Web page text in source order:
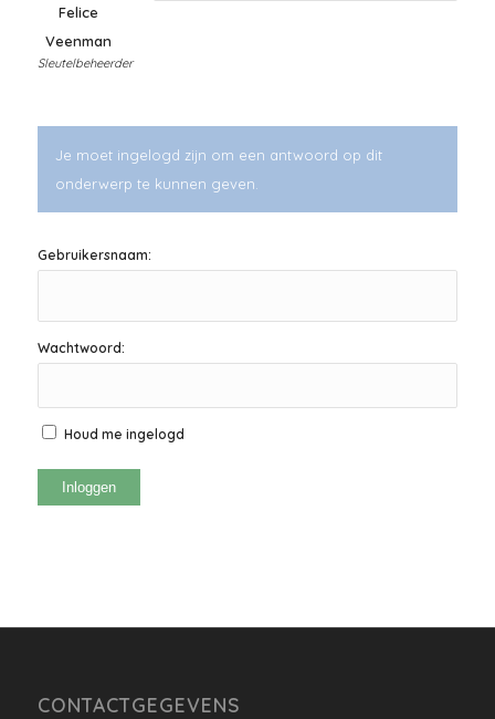
Felice
Veenman
Sleutelbeheerder
Je moet ingelogd zijn om een antwoord op dit
onderwerp te kunnen geven.
Gebruikersnaam:
Wachtwoord:
Houd me ingelogd
Inloggen
CONTACTGEGEVENS